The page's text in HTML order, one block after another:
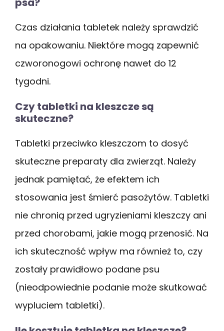
Czas działania tabletek należy sprawdzić
na opakowaniu. Niektóre mogą zapewnić
czworonogowi ochronę nawet do 12
tygodni.
Czy tabletki na kleszcze są
skuteczne?
Tabletki przeciwko kleszczom to dosyć
skuteczne preparaty dla zwierząt. Należy
jednak pamiętać, że efektem ich
stosowania jest śmierć pasożytów. Tabletki
nie chronią przed ugryzieniami kleszczy ani
przed chorobami, jakie mogą przenosić. Na
ich skuteczność wpływ ma również to, czy
zostały prawidłowo podane psu
(nieodpowiednie podanie może skutkować
wypluciem tabletki).